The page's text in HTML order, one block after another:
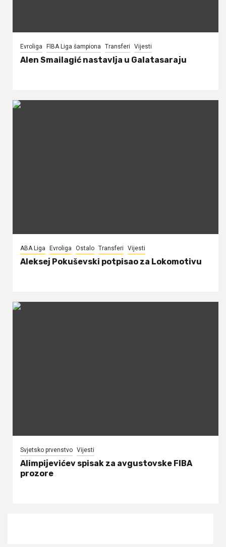
Evroliga FIBA Liga šampiona Transferi Vijesti
Alen Smailagić nastavlja u Galatasaraju
ABA Liga Evroliga Ostalo Transferi Vijesti
Aleksej Pokuševski potpisao za Lokomotivu
Svjetsko prvenstvo Vijesti
Alimpijevićev spisak za avgustovske FIBA
prozore